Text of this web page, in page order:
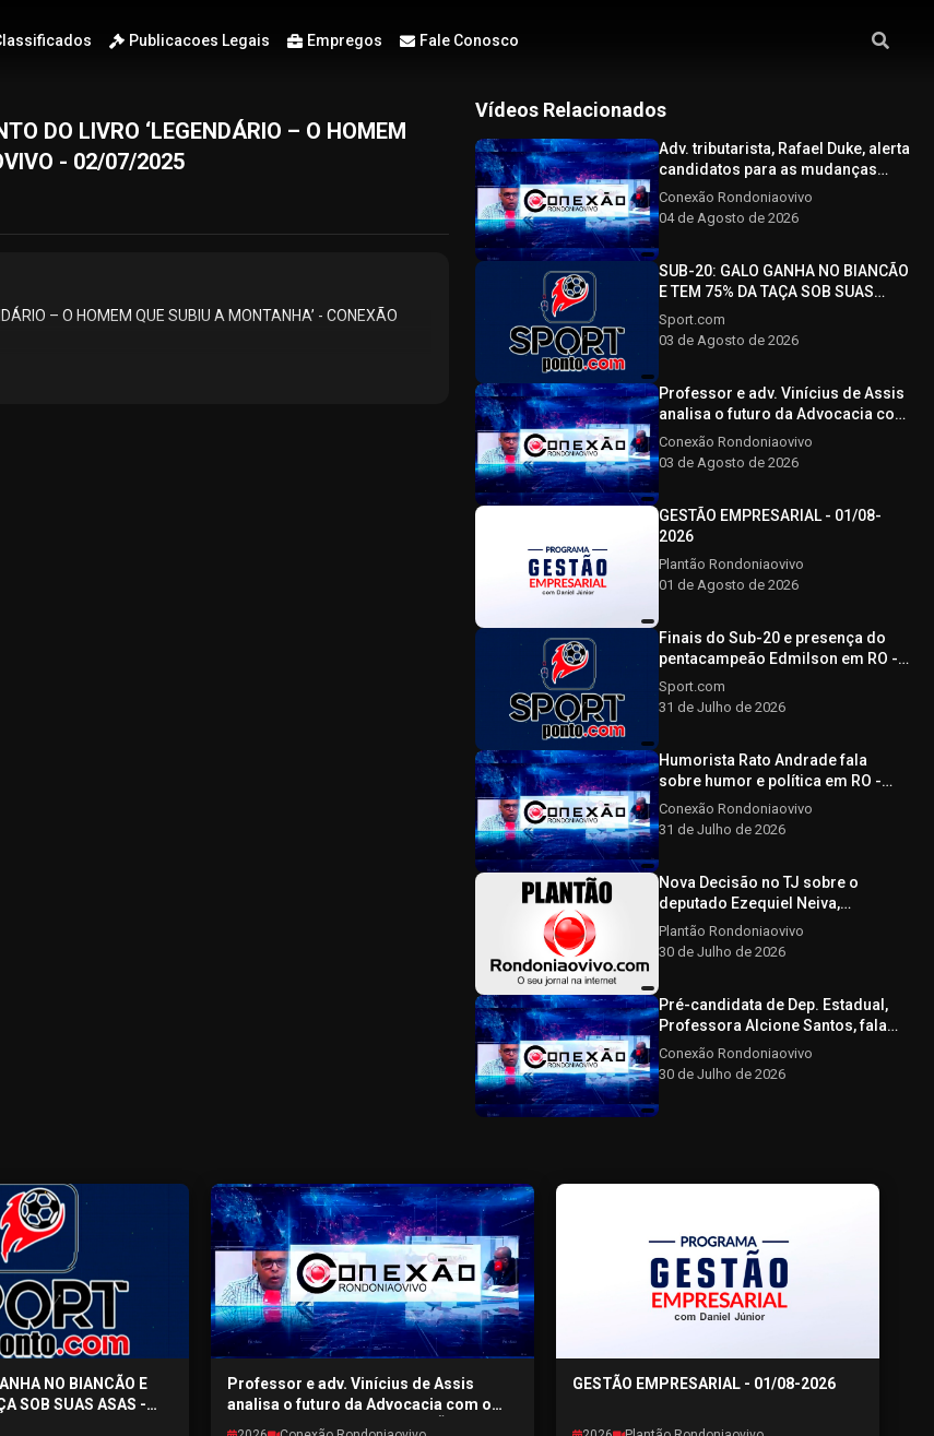
Publicacoes Legais Empregos Fale Conosco
DO LIVRO ‘LEGENDÁRIO – O HOMEM
- 02/07/2025
– O HOMEM QUE SUBIU A MONTANHA’ - CONEXÃO
Vídeos Relacionados
Adv. tributarista, Rafael Duke, alerta
candidatos para as mudanças
com a nova reforma tributária -
CONEXÃO RONDONIAOVIVO -
04/08/2026
Conexão Rondoniaovivo
04 de Agosto de 2026
SUB-20: GALO GANHA NO BIANCÃO
E TEM 75% DA TAÇA SOB SUAS
ASAS - SPORTPONTO.COM -
03/08/2026
Sport.com
03 de Agosto de 2026
Professor e adv. Vinícius de Assis
analisa o futuro da Advocacia com
o avanço tecnológico - CONEXÃO
RONDONIAOVIVO - 03/08/2026
Conexão Rondoniaovivo
03 de Agosto de 2026
GESTÃO EMPRESARIAL - 01/08-
2026
Plantão Rondoniaovivo
01 de Agosto de 2026
Finais do Sub-20 e presença do
pentacampeão Edmilson em RO -
SPORTPONTO.COM - 31/07/2026
Sport.com
31 de Julho de 2026
Humorista Rato Andrade fala
sobre humor e política em RO -
CONEXÃO RONDONIAOVIVO -
31/07/2026
Conexão Rondoniaovivo
31 de Julho de 2026
Nova Decisão no TJ sobre o
deputado Ezequiel Neiva,
Advogado afirma que a decisão
não afeta a elegibilidade do
Plantão Rondoniaovivo
30 de Julho de 2026
Pré-candidata de Dep. Estadual,
Professora Alcione Santos, fala
sobre a pré-campanha CONEXÃO
RONDONIAOVIVO - 30/07/2026
Conexão Rondoniaovivo
30 de Julho de 2026
NO BIANCÃO E
SOB SUAS ASAS -
- 03/08/2026
Professor e adv. Vinícius de Assis
analisa o futuro da Advocacia com o
avanço tecnológico - CONEXÃO
GESTÃO EMPRESARIAL - 01/08-2026